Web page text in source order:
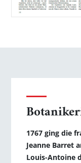
1767 ging die
Jeanne Barret
Louis-Antoine